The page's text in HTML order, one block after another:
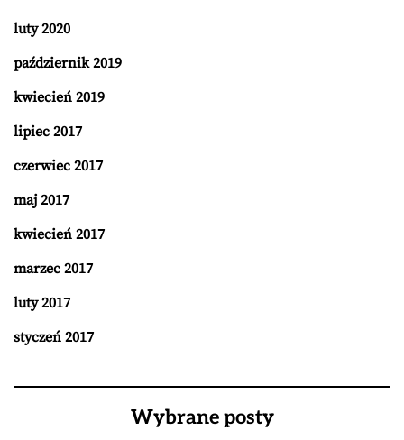
luty 2020
październik 2019
kwiecień 2019
lipiec 2017
czerwiec 2017
maj 2017
kwiecień 2017
marzec 2017
luty 2017
styczeń 2017
Wybrane posty